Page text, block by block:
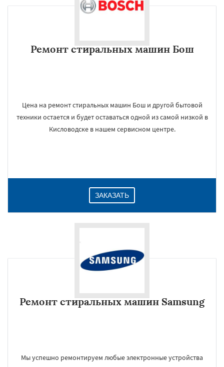
Ремонт стиральных машин Бош
Цена на ремонт стиральных машин Бош и другой бытовой
техники остается и будет оставаться одной из самой низкой в
Кисловодске в нашем сервисном центре.
ЗАКАЗАТЬ
Ремонт стиральных машин Samsung
Мы успешно ремонтируем любые электронные устройства